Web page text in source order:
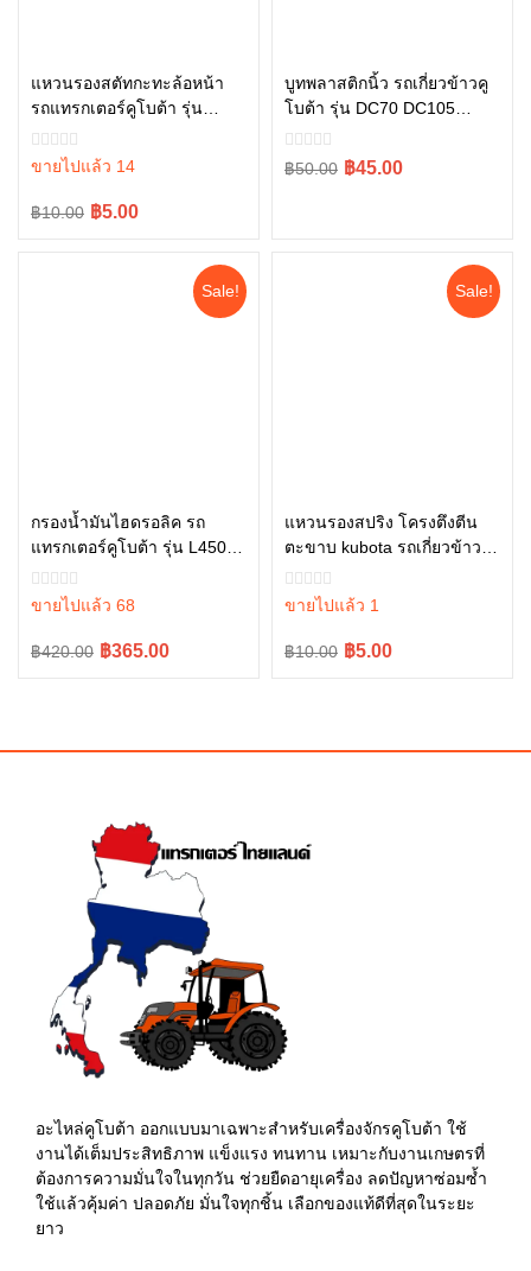
แหวนรองสตัทกะทะล้อหน้า
รถแทรกเตอร์คูโบต้า รุ่น
L3408, L4508 04013-60140
ขายไปแล้ว 14
฿10.00
Original฿5.00
Current
หยิบใส่ตะกร้า
บูทพลาสติกนิ้ว รถเกี่ยวข้าวคู
โบต้า รุ่น DC70 DC105
5t124-52463
฿50.00
Original฿45.00
Current
หยิบใส่ตะกร้า
Sale!
กรองน้ำมันไฮดรอลิค รถ
แทรกเตอร์คูโบต้า รุ่น L4508,
L4708, L5018 , W9501-
45101
ขายไปแล้ว 68
฿420.00
Original ฿365.00
Current
หยิบใส่ตะกร้า
Sale!
แหวนรองสปริง โครงตึงตีน
ตะขาบ kubota รถเกี่ยวข้าวคู
โบต้า รุ่น DC70 04512-
50140
ขายไปแล้ว 1
฿10.00
Original฿5.00
Current
หยิบใส่ตะกร้า
อะไหล่คูโบต้า ออกแบบมาเฉพาะสำหรับเครื่องจักรคูโบต้า ใช้
งานได้เต็มประสิทธิภาพ แข็งแรง ทนทาน เหมาะกับงานเกษตรที่
ต้องการความมั่นใจในทุกวัน ช่วยยืดอายุเครื่อง ลดปัญหาซ่อมซ้ำ
ใช้แล้วคุ้มค่า ปลอดภัย มั่นใจทุกชิ้น เลือกของแท้ดีที่สุดในระยะ
ยาว